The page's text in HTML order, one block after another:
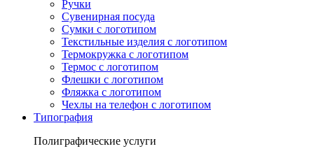
Ручки
Сувенирная посуда
Сумки с логотипом
Текстильные изделия с логотипом
Термокружка с логотипом
Термос с логотипом
Флешки с логотипом
Фляжка с логотипом
Чехлы на телефон с логотипом
Типография
Полиграфические услуги